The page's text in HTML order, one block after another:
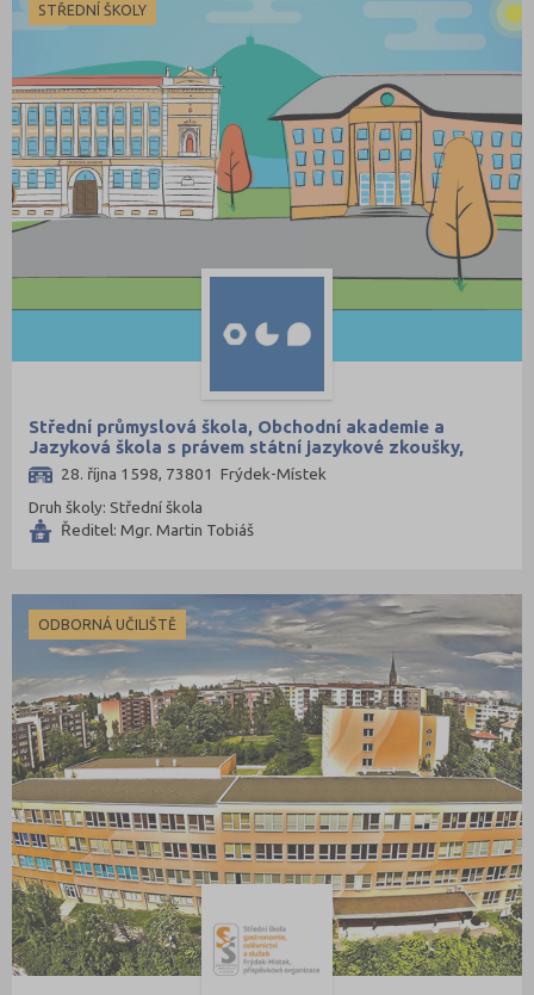
STŘEDNÍ ŠKOLY
Střední průmyslová škola, Obchodní akademie a
Jazyková škola s právem státní jazykové zkoušky,
Frýdek-Místek, příspěvková organizace
28. října 1598, 73801 Frýdek-Místek
Druh školy: Střední škola
Ředitel: Mgr. Martin Tobiáš
ODBORNÁ UČILIŠTĚ